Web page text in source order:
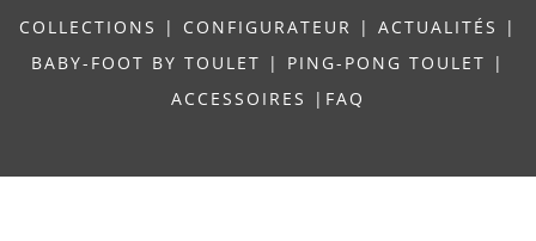
COLLECTIONS | CONFIGURATEUR | ACTUALITÉS
|
BABY-FOOT BY TOULET | PING-PONG TOULET |
ACCESSOIRES
| FAQ